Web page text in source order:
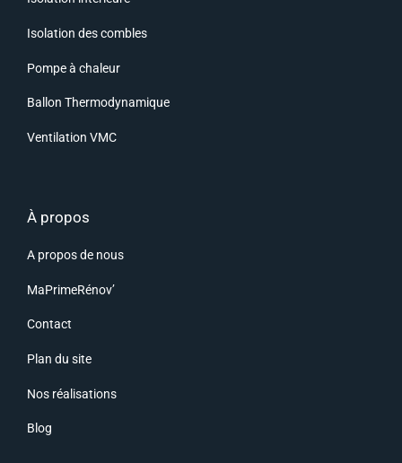
Isolation des combles
Pompe à chaleur
Ballon Thermodynamique
Ventilation VMC
À propos
A propos de nous
MaPrimeRénov’
Contact
Plan du site
Nos réalisations
Blog